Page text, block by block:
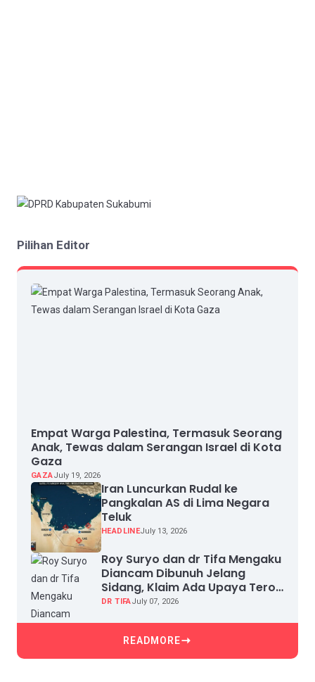
Pilihan Editor
Empat Warga Palestina, Termasuk Seorang
Anak, Tewas dalam Serangan Israel di Kota
Gaza
GAZAJuly 19, 2026
Iran Luncurkan Rudal ke
Pangkalan AS di Lima Negara
Teluk
HEADLINEJuly 13, 2026
Roy Suryo dan dr Tifa Mengaku
Diancam Dibunuh Jelang
Sidang, Klaim Ada Upaya Teror
dan Intimidasi
DR TIFAJuly 07, 2026
READMORE